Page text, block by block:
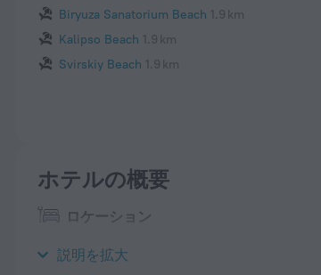
Biryuza Sanatorium Beach 1.9 km
Kalipso Beach 1.9 km
Svirskiy Beach 1.9 km
ホテルの概要
ロケーション
リゾートの周辺エリアを徒歩で散策いただけま
説明を拡大